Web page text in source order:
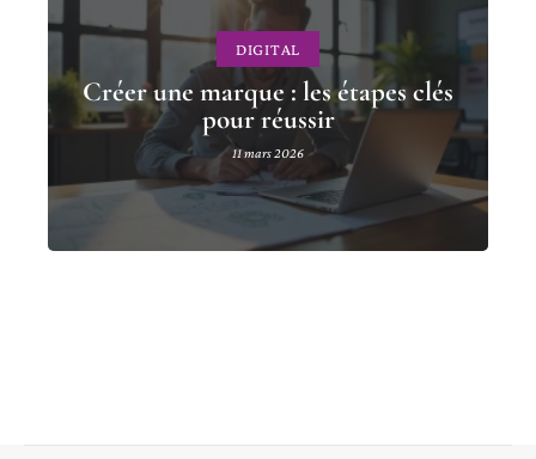
DIGITAL
Créer une marque : les étapes clés
pour réussir
11 mars 2026